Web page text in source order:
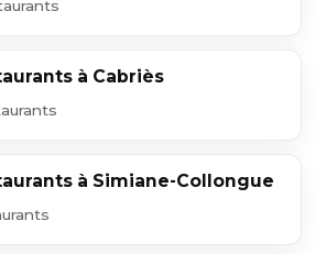
à Cabriès
à Simiane-Collongue